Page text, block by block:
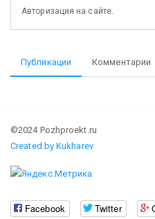
Авторизация на сайте.
Публикации Комментарии
©2024 Pozhproekt.ru
Created by Kukharev
Facebook Twitter